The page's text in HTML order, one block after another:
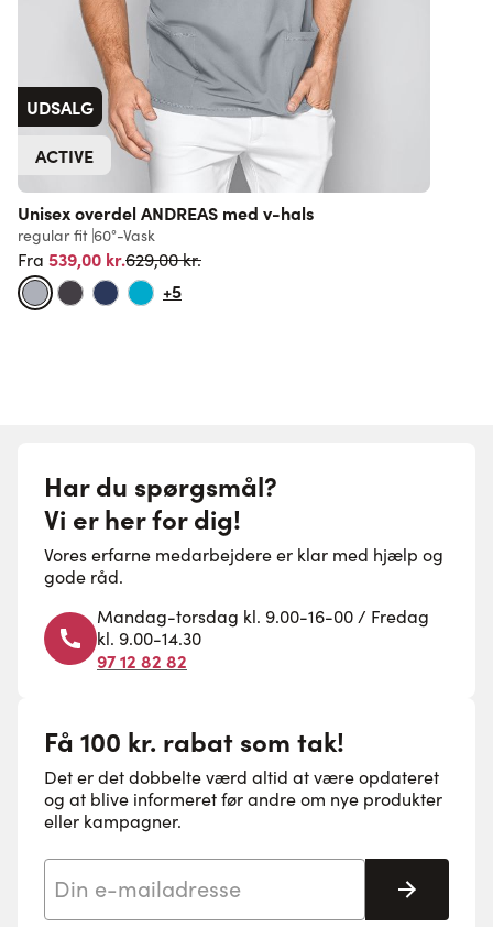
UDSALG
ACTIVE
Unisex overdel ANDREAS med v-hals
regular fit 60°-Vask
Fra 539,00 kr.Normalpris
629,00 kr.
+5
Har du spørgsmål?
Vi er her for dig!
Vores erfarne medarbejdere er klar med hjælp og
gode råd.
Mandag-torsdag kl. 9.00-16-00 / Fredag
kl. 9.00-14.30
97 12 82 82
Få 100 kr. rabat som tak!
Det er det dobbelte værd altid at være opdateret
og at blive informeret før andre om nye produkter
eller kampagner.
Tilmeld